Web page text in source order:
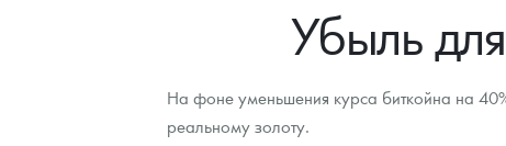
Инвестиционные монеты
Монеты Россия и СССР
Памятные и старинные монеты
Подлинность монет
Услуги
Убыль
На фоне уменьшения курса биткойна на
реальному золоту.